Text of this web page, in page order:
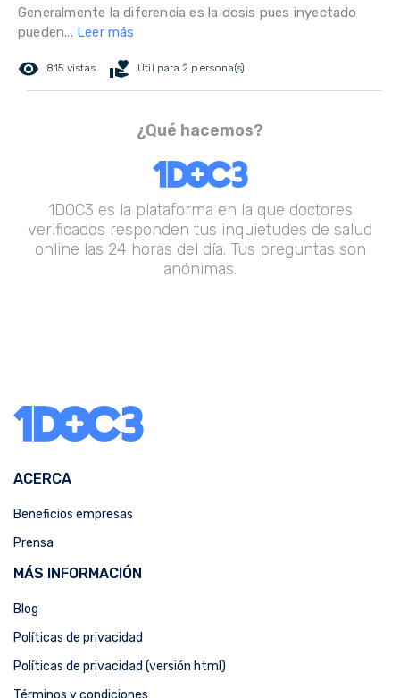
Generalmente la diferencia es la dosis pues inyectado
pueden... Leer más
remove_red_eye 815 vistas volunteer_activism Útil para 2 persona(s)
¿Qué hacemos?
1DOC3 es la plataforma en la que doctores
verificados responden tus inquietudes de salud
online las 24 horas del día. Tus preguntas son
anónimas.
ACERCA
Beneficios empresas
Prensa
MÁS INFORMACIÓN
Blog
Políticas de privacidad
Políticas de privacidad (versión html)
Términos y condiciones